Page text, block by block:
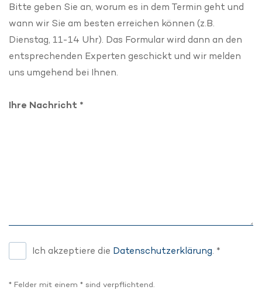
Bitte geben Sie an, worum es in dem Termin geht und
wann wir Sie am besten erreichen können (z.B.
Dienstag, 11-14 Uhr). Das Formular wird dann an den
entsprechenden Experten geschickt und wir melden
uns umgehend bei Ihnen.
Ihre Nachricht *
Ich akzeptiere die Datenschutzerklärung. *
* Felder mit einem * sind verpflichtend.